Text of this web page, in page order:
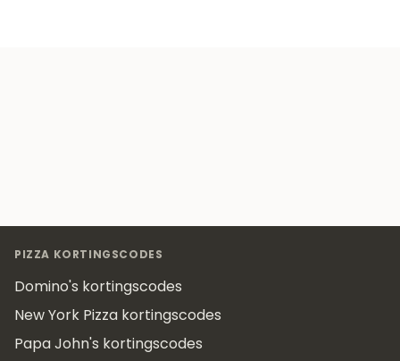
PIZZA KORTINGSCODES
Domino's kortingscodes
New York Pizza kortingscodes
Papa John's kortingscodes